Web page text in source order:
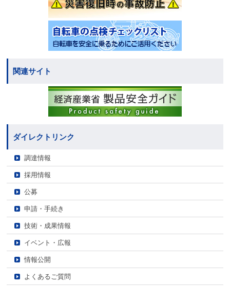
関連サイト
ダイレクトリンク
調達情報
採用情報
公募
申請・手続き
技術・成果情報
イベント・広報
情報公開
よくあるご質問